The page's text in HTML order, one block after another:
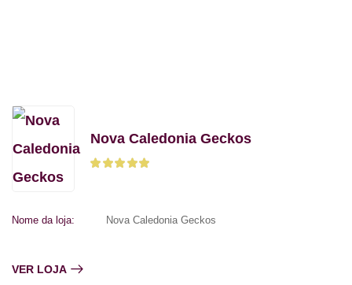
Nova Caledonia Geckos
Nome da loja: Nova Caledonia Geckos
VER LOJA